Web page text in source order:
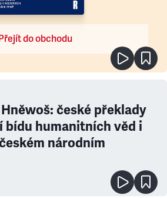
do obchodu
české překlady
bídu humanitních věd i
národním